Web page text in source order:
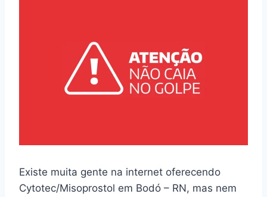
Existe muita gente na internet oferecendo
Cytotec/Misoprostol em Bodó – RN, mas nem